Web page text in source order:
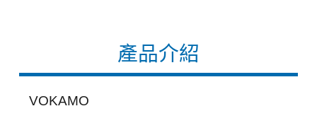
產品介紹
VOKAMO